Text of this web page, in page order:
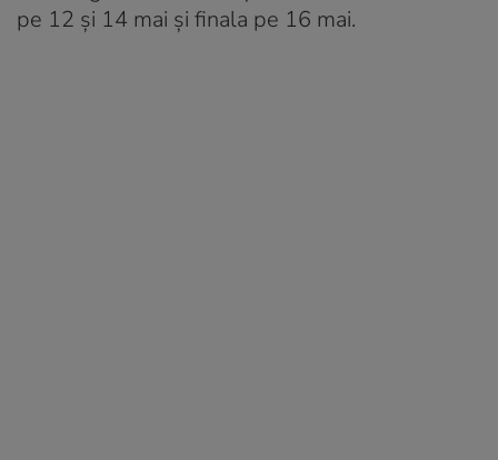
pe 12 și 14 mai și finala pe 16 mai.